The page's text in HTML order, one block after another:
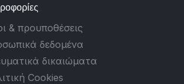
& προυποθέσεις
δεδομένα
δικαιώματα
Cookies